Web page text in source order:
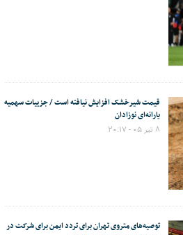
قیمت شیرخشک افزایش نیافته است / جزییات سهمیه
یارانه‌ای نوزادان
۸ تیر ۰۵ - ۲۰:۱۷
توصیه‌های متروی تهران برای تردد ایمن برای شرکت در